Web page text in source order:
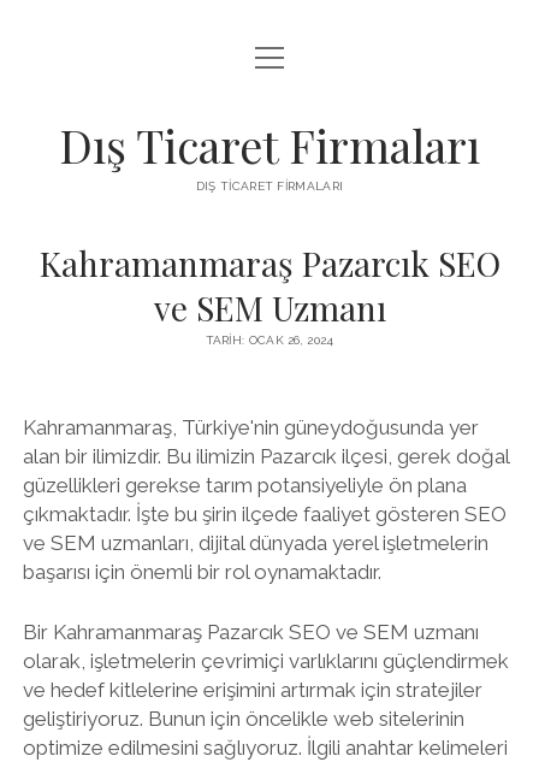
INSTAGRAM BEĞENI KASMA ÜCRETSIZ
SAYFA LISTESI
menüyü
aç
Dış Ticaret Firmaları
DIŞ TICARET FIRMALARI
Kahramanmaraş Pazarcık SEO
ve SEM Uzmanı
TARIH: OCAK 26, 2024
Kahramanmaraş, Türkiye'nin güneydoğusunda yer
alan bir ilimizdir. Bu ilimizin Pazarcık ilçesi, gerek doğal
güzellikleri gerekse tarım potansiyeliyle ön plana
çıkmaktadır. İşte bu şirin ilçede faaliyet gösteren SEO
ve SEM uzmanları, dijital dünyada yerel işletmelerin
başarısı için önemli bir rol oynamaktadır.
Bir Kahramanmaraş Pazarcık SEO ve SEM uzmanı
olarak, işletmelerin çevrimiçi varlıklarını güçlendirmek
ve hedef kitlelerine erişimini artırmak için stratejiler
geliştiriyoruz. Bunun için öncelikle web sitelerinin
optimize edilmesini sağlıyoruz. İlgili anahtar kelimeleri